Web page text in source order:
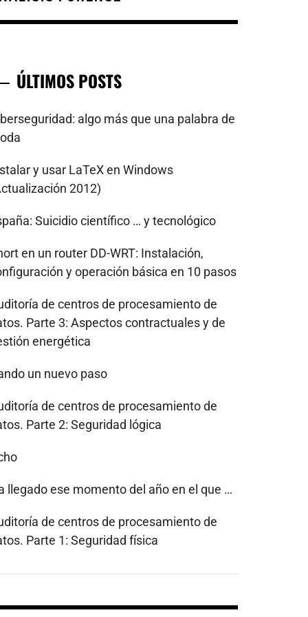
ÚLTIMOS POSTS
algo más que una palabra de
y usar LaTeX en Windows
2012)
Suicidio científico … y tecnológico
en un router DD-WRT: Instalación,
y operación básica en 10 pasos
de centros de procesamiento de
Parte 3: Aspectos contractuales y de
energética
un nuevo paso
de centros de procesamiento de
Parte 2: Seguridad lógica
llegado ese momento del año en el que …
de centros de procesamiento de
Parte 1: Seguridad física